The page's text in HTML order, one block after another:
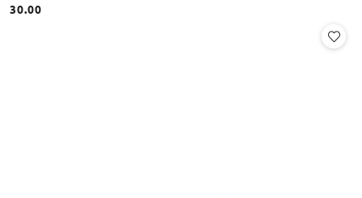
Cena:
30.00